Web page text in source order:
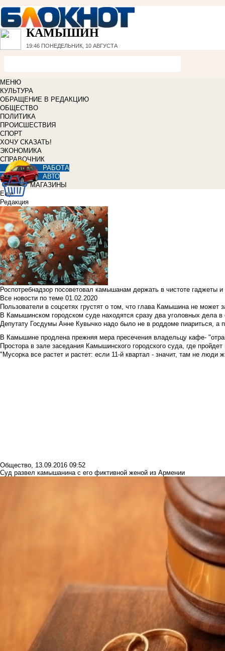
КАМЫШИН
19:46 ПОНЕДЕЛЬНИК, 10 АВГУСТА
МЕНЮ
КУЛЬТУРА
ОБРАЩЕНИЕ В РЕДАКЦИЮ
ОБЩЕСТВО
ПОЛИТИКА
ПРОИСШЕСТВИЯ
СПОРТ
ХОЧУ СКАЗАТЬ!
ЭКОНОМИКА
СПРАВОЧНИК
РАБОТА
АВТО
МАГАЗИНЫ
Еще
Редакция
Роспотребнадзор посоветовал камышанам держать в чистоте гаджеты
Все новости по теме 01.02.2020
Пользователи в соцсетях грустят о том, что глава Камышина не может
В Камышинском городском суде находятся сразу два уголовных дела
Депутату Госдумы Анне Кувычко надо было не в роддоме пиариться, а
В Камышине продлена прежняя мера пресечения владельцу кафе-
Простора в зале заседания Камышинского городского суда, где
"Мусорка все растет и растет: если 11-й квартал - значит, там не люди
Общество, 13.09.2016 09:52
Суд развел камышанина с его фиктивной женой из Армении